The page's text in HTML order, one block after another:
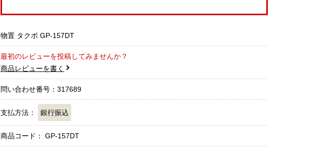
物置 タクボ GP-157DT
最初のレビューを投稿してみませんか？
商品レビューを書く
問い合わせ番号：317689
支払方法： 銀行振込
商品コード： GP-157DT